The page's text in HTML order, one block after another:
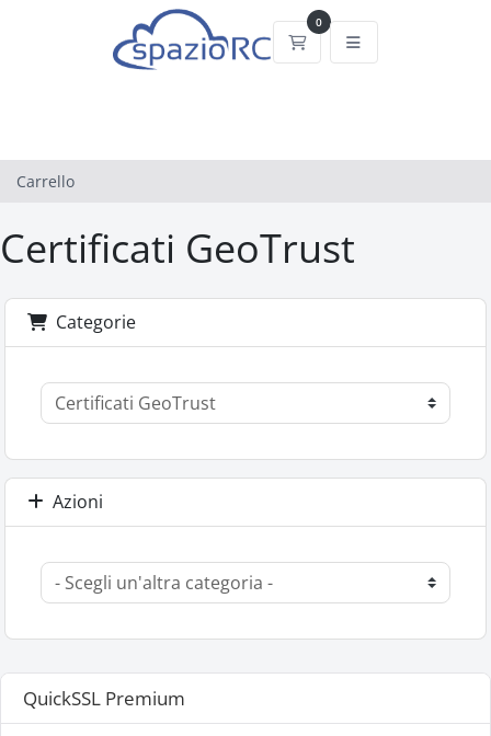
0
Carrello
Carrello
Certificati GeoTrust
Categorie
Azioni
QuickSSL Premium